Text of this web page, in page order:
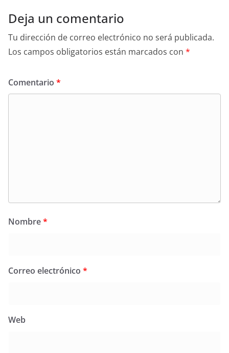
Deja un comentario
Tu dirección de correo electrónico no será publicada.
Los campos obligatorios están marcados con *
Comentario *
Nombre*
Correo electrónico *
Web